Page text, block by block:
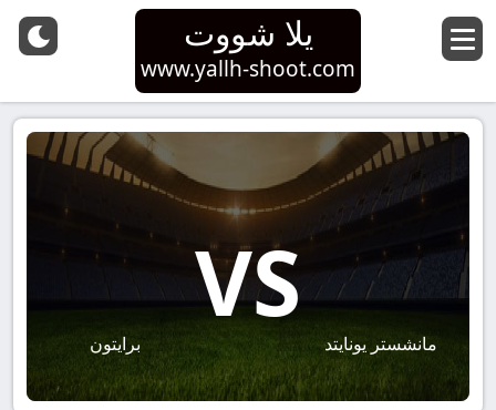
يلا شووت
www.yallh-shoot.com
مانشستر يونايتد
VS
برايتون